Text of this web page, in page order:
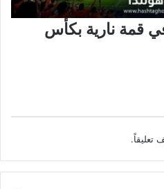
قمة نارية بكأس
تعليقاً.